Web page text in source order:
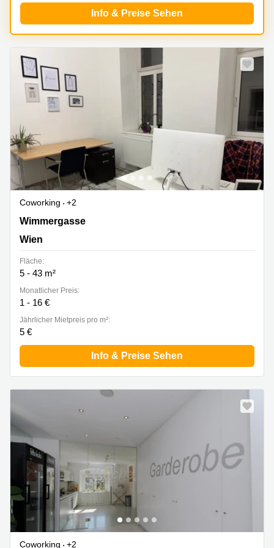
mieten
Sandner-
Info & Preise Sehen
Neu
Coworking
+2
Wimmergasse 7, Wien
Wimmergasse
Wien
Fläche:
5 - 43 m²
Monatlicher Preis:
1 - 16 €
Jährlicher Mietpreis pro m²:
5 €
Info & Preise Sehen
Coworking +2